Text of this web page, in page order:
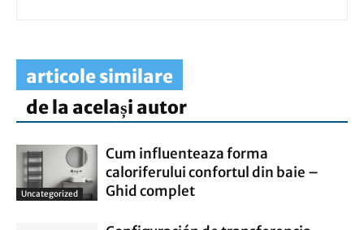
articole similare
de la același autor
Uncategorized
Cum influenteaza forma
caloriferului confortul din baie –
Ghid complet